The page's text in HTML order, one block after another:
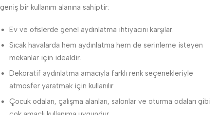
geniş bir kullanım alanına sahiptir:
Ev ve ofislerde genel aydınlatma ihtiyacını karşılar.
Sıcak havalarda hem aydınlatma hem de serinleme isteyen
mekanlar için idealdir.
Dekoratif aydınlatma amacıyla farklı renk seçenekleriyle
atmosfer yaratmak için kullanılır.
Çocuk odaları, çalışma alanları, salonlar ve oturma odaları gibi